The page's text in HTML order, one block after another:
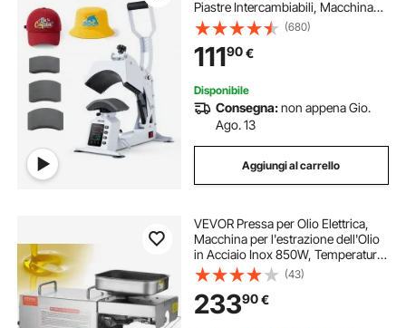
Piastre Intercambiabili, Macchina
per Trasferimento Termico Fai-da-
te per Progetti di Pressatura di Vinile
Sublimazione Controllo LED
(680)
11190€
Disponibile
Consegna:non appena Gio.
Ago. 13
Aggiungi al carrello
VEVOR Pressa per Olio Elettrica,
Macchina per l'estrazione dell'Olio
in Acciaio Inox 850W, Temperatura
Regolabile 0-300 ℃, Pannello per
Olio a Pressa a Caldo per Spremere
Arachidi, Semi di Sesamo
(43)
23390€